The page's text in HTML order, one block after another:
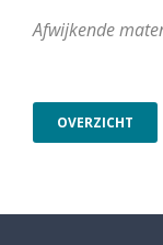
Afwijkende
OVERZICHT